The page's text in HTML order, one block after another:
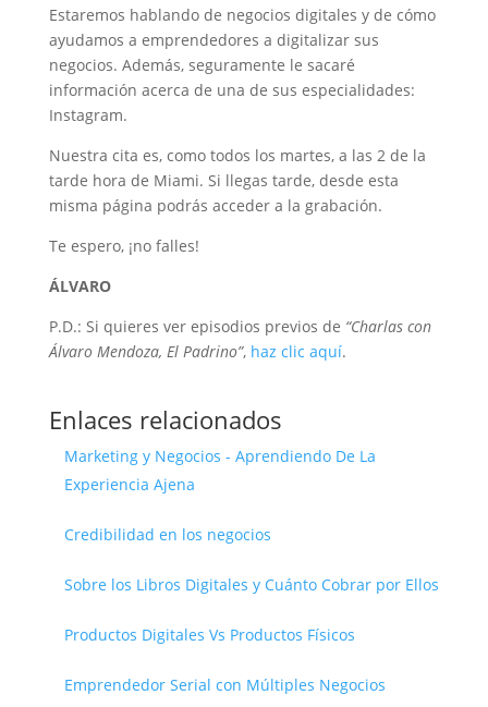
Estaremos hablando de negocios digitales y de cómo
ayudamos a emprendedores a digitalizar sus
negocios. Además, seguramente le sacaré
información acerca de una de sus especialidades:
Instagram.
Nuestra cita es, como todos los martes, a las 2 de la
tarde hora de Miami. Si llegas tarde, desde esta
misma página podrás acceder a la grabación.
Te espero, ¡no falles!
ÁLVARO
P.D.: Si quieres ver episodios previos de “Charlas con
Álvaro Mendoza, El Padrino”, haz clic aquí.
Enlaces relacionados
Marketing y Negocios - Aprendiendo De La
Experiencia Ajena
Credibilidad en los negocios
Sobre los Libros Digitales y Cuánto Cobrar por Ellos
Productos Digitales Vs Productos Físicos
Emprendedor Serial con Múltiples Negocios